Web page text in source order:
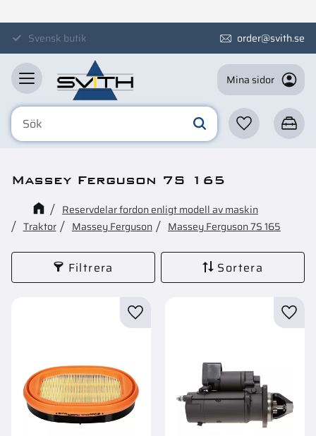
MenySvensk butik order@svith.se
Mina sidor
Favoriter
Massey Ferguson 7S 165
Reservdelar fordon enligt modell av maskin
Traktor
Massey Ferguson Massey Ferguson 7S 165
Filtrera Sortera
Lägg till i favoriter